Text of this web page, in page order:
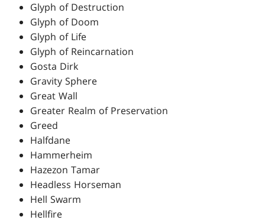
Glyph of Destruction
Glyph of Doom
Glyph of Life
Glyph of Reincarnation
Gosta Dirk
Gravity Sphere
Great Wall
Greater Realm of Preservation
Greed
Halfdane
Hammerheim
Hazezon Tamar
Headless Horseman
Hell Swarm
Hellfire